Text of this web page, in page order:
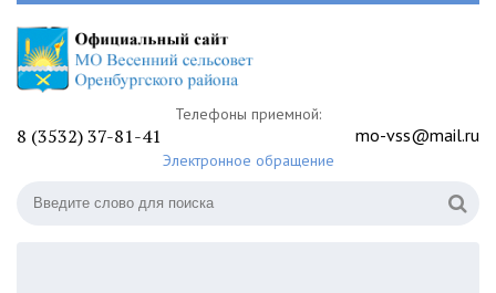
Телефоны приемной:
8 (3532) 37-81-41 mo-vss@mail.ru
Электронное обращение